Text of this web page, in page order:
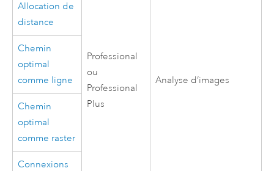
Professional
ou
Professional
Plus
Analyse d’images
Allocation de
distance
Chemin
optimal
comme ligne
Chemin
optimal
comme raster
Connexions